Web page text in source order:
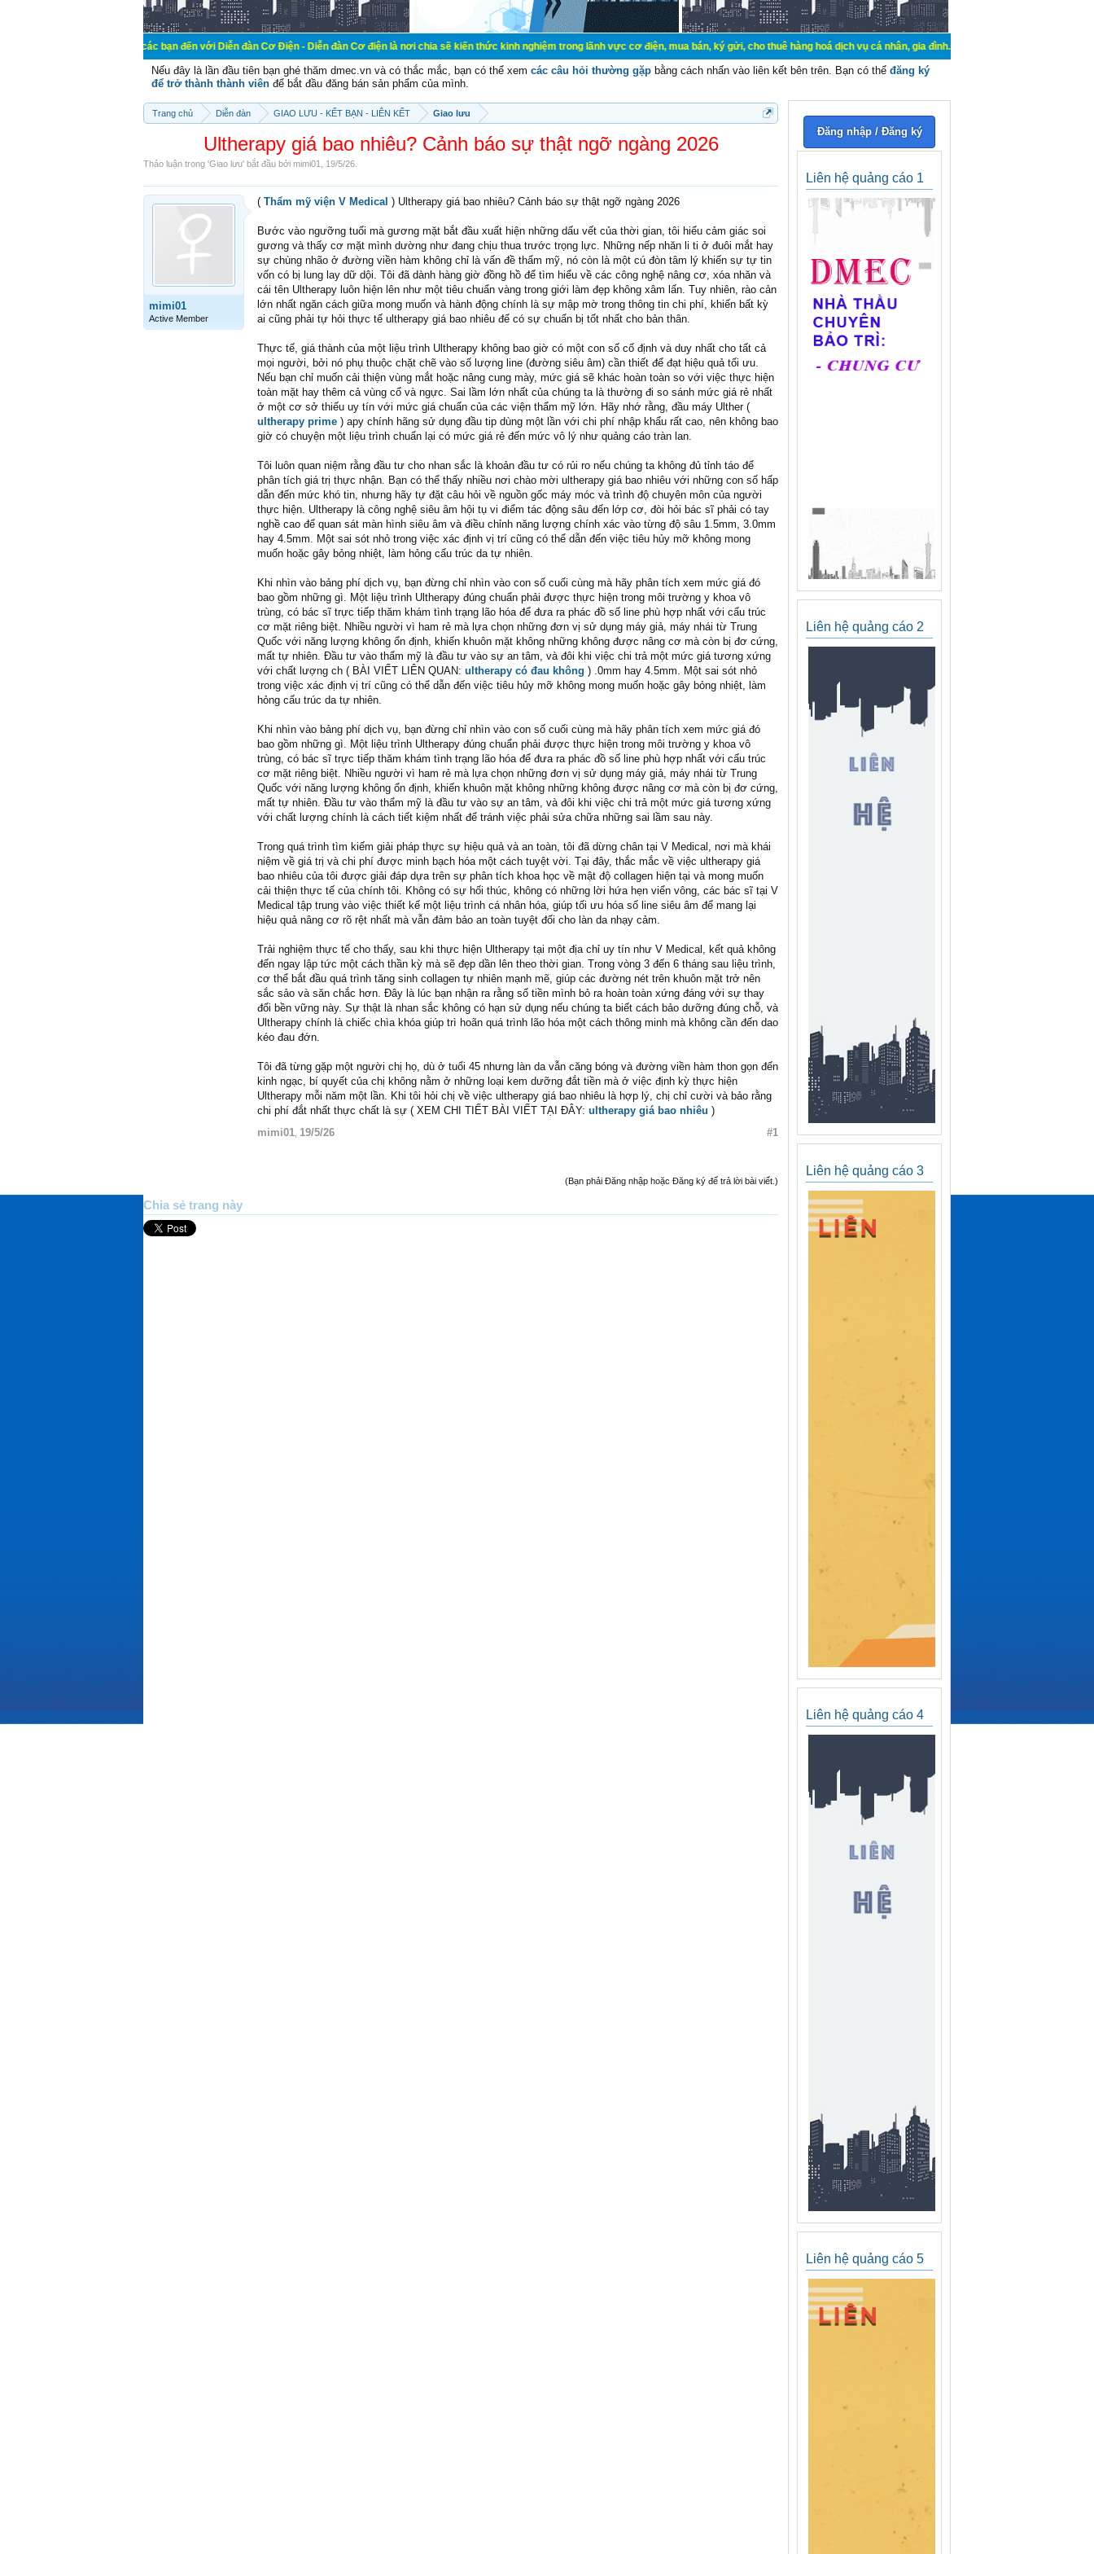
Chào mừng các bạn đến với Diễn đàn Cơ Điện - Diễn đàn Cơ điện là nơi chia sẽ kiến thức kinh nghiệm trong lãnh vực cơ điện, mua bán, ký gửi, cho thuê hàng hoá dịch vụ cá nhân, gia đình. Mua bán, ký gửi, cho thuê thiết bị hệ
Nếu đây là lần đầu tiên bạn ghé thăm dmec.vn và có thắc mắc, bạn có thể xem các câu hỏi thường gặp bằng cách nhấn vào liên kết bên trên. Bạn có thể đăng ký
để trở thành thành viên để bắt đầu đăng bán sản phẩm của mình.
Trang chủ Diễn đàn GIAO LƯU - KẾT BẠN - LIÊN KẾT Giao lưu
Ultherapy giá bao nhiêu? Cảnh báo sự thật ngỡ ngàng 2026
Thảo luận trong 'Giao lưu' bắt đầu bởi mimi01 19/5/26
mimi01
Active Member
( Thẩm mỹ viện V Medical ) Ultherapy giá bao nhiêu? Cảnh báo sự thật ngỡ ngàng 2026
Bước vào ngưỡng tuổi mà gương mặt bắt đầu xuất hiện những dấu vết của thời gian, tôi hiểu cảm giác soi
gương và thấy cơ mặt mình dường như đang chịu thua trước trọng lực. Những nếp nhăn li ti ở đuôi mắt hay
sự chùng nhão ở đường viền hàm không chỉ là vấn đề thẩm mỹ, nó còn là một cú đòn tâm lý khiến sự tự tin
vốn có bị lung lay dữ dội. Tôi đã dành hàng giờ đồng hồ để tìm hiểu về các công nghệ nâng cơ, xóa nhăn và
cái tên Ultherapy luôn hiện lên như một tiêu chuẩn vàng trong giới làm đẹp không xâm lấn. Tuy nhiên, rào cản
lớn nhất ngăn cách giữa mong muốn và hành động chính là sự mập mờ trong thông tin chi phí, khiến bất kỳ
ai cũng phải tự hỏi thực tế ultherapy giá bao nhiêu để có sự chuẩn bị tốt nhất cho bản thân.
Thực tế, giá thành của một liệu trình Ultherapy không bao giờ có một con số cố định và duy nhất cho tất cả
mọi người, bởi nó phụ thuộc chặt chẽ vào số lượng line (đường siêu âm) cần thiết để đạt hiệu quả tối ưu.
Nếu bạn chỉ muốn cải thiện vùng mắt hoặc nâng cung mày, mức giá sẽ khác hoàn toàn so với việc thực hiện
toàn mặt hay thêm cả vùng cổ và ngực. Sai lầm lớn nhất của chúng ta là thường đi so sánh mức giá rẻ nhất
ở một cơ sở thiếu uy tín với mức giá chuẩn của các viện thẩm mỹ lớn. Hãy nhớ rằng, đầu máy Ulther (
ultherapy prime ) apy chính hãng sử dụng đầu tip dùng một lần với chi phí nhập khẩu rất cao, nên không bao
giờ có chuyện một liệu trình chuẩn lại có mức giá rẻ đến mức vô lý như quảng cáo tràn lan.
Tôi luôn quan niệm rằng đầu tư cho nhan sắc là khoản đầu tư có rủi ro nếu chúng ta không đủ tỉnh táo để
phân tích giá trị thực nhận. Bạn có thể thấy nhiều nơi chào mời ultherapy giá bao nhiêu với những con số hấp
dẫn đến mức khó tin, nhưng hãy tự đặt câu hỏi về nguồn gốc máy móc và trình độ chuyên môn của người
thực hiện. Ultherapy là công nghệ siêu âm hội tụ vi điểm tác động sâu đến lớp cơ, đòi hỏi bác sĩ phải có tay
nghề cao để quan sát màn hình siêu âm và điều chỉnh năng lượng chính xác vào từng độ sâu 1.5mm, 3.0mm
hay 4.5mm. Một sai sót nhỏ trong việc xác định vị trí cũng có thể dẫn đến việc tiêu hủy mỡ không mong
muốn hoặc gây bỏng nhiệt, làm hỏng cấu trúc da tự nhiên.
Khi nhìn vào bảng phí dịch vụ, bạn đừng chỉ nhìn vào con số cuối cùng mà hãy phân tích xem mức giá đó
bao gồm những gì. Một liệu trình Ultherapy đúng chuẩn phải được thực hiện trong môi trường y khoa vô
trùng, có bác sĩ trực tiếp thăm khám tình trạng lão hóa để đưa ra phác đồ số line phù hợp nhất với cấu trúc
cơ mặt riêng biệt. Nhiều người vì ham rẻ mà lựa chọn những đơn vị sử dụng máy giả, máy nhái từ Trung
Quốc với năng lượng không ổn định, khiến khuôn mặt không những không được nâng cơ mà còn bị đơ cứng,
mất tự nhiên. Đầu tư vào thẩm mỹ là đầu tư vào sự an tâm, và đôi khi việc chi trả một mức giá tương xứng
với chất lượng ch ( BÀI VIẾT LIÊN QUAN: ultherapy có đau không ) .0mm hay 4.5mm. Một sai sót nhỏ
trong việc xác định vị trí cũng có thể dẫn đến việc tiêu hủy mỡ không mong muốn hoặc gây bỏng nhiệt, làm
hỏng cấu trúc da tự nhiên.
Khi nhìn vào bảng phí dịch vụ, bạn đừng chỉ nhìn vào con số cuối cùng mà hãy phân tích xem mức giá đó
bao gồm những gì. Một liệu trình Ultherapy đúng chuẩn phải được thực hiện trong môi trường y khoa vô
trùng, có bác sĩ trực tiếp thăm khám tình trạng lão hóa để đưa ra phác đồ số line phù hợp nhất với cấu trúc
cơ mặt riêng biệt. Nhiều người vì ham rẻ mà lựa chọn những đơn vị sử dụng máy giả, máy nhái từ Trung
Quốc với năng lượng không ổn định, khiến khuôn mặt không những không được nâng cơ mà còn bị đơ cứng,
mất tự nhiên. Đầu tư vào thẩm mỹ là đầu tư vào sự an tâm, và đôi khi việc chi trả một mức giá tương xứng
với chất lượng chính là cách tiết kiệm nhất để tránh việc phải sửa chữa những sai lầm sau này.
Trong quá trình tìm kiếm giải pháp thực sự hiệu quả và an toàn, tôi đã dừng chân tại V Medical, nơi mà khái
niệm về giá trị và chi phí được minh bạch hóa một cách tuyệt vời. Tại đây, thắc mắc về việc ultherapy giá
bao nhiêu của tôi được giải đáp dựa trên sự phân tích khoa học về mật độ collagen hiện tại và mong muốn
cải thiện thực tế của chính tôi. Không có sự hối thúc, không có những lời hứa hẹn viển vông, các bác sĩ tại V
Medical tập trung vào việc thiết kế một liệu trình cá nhân hóa, giúp tối ưu hóa số line siêu âm để mang lại
hiệu quả nâng cơ rõ rệt nhất mà vẫn đảm bảo an toàn tuyệt đối cho làn da nhạy cảm.
Trải nghiệm thực tế cho thấy, sau khi thực hiện Ultherapy tại một địa chỉ uy tín như V Medical, kết quả không
đến ngay lập tức một cách thần kỳ mà sẽ đẹp dần lên theo thời gian. Trong vòng 3 đến 6 tháng sau liệu trình,
cơ thể bắt đầu quá trình tăng sinh collagen tự nhiên mạnh mẽ, giúp các đường nét trên khuôn mặt trở nên
sắc sảo và săn chắc hơn. Đây là lúc bạn nhận ra rằng số tiền mình bỏ ra hoàn toàn xứng đáng với sự thay
đổi bền vững này. Sự thật là nhan sắc không có hạn sử dụng nếu chúng ta biết cách bảo dưỡng đúng chỗ, và
Ultherapy chính là chiếc chìa khóa giúp trì hoãn quá trình lão hóa một cách thông minh mà không cần đến dao
kéo đau đớn.
Tôi đã từng gặp một người chị họ, dù ở tuổi 45 nhưng làn da vẫn căng bóng và đường viền hàm thon gọn đến
kinh ngạc, bí quyết của chị không nằm ở những loại kem dưỡng đắt tiền mà ở việc định kỳ thực hiện
Ultherapy mỗi năm một lần. Khi tôi hỏi chị về việc ultherapy giá bao nhiêu là hợp lý, chị chỉ cười và bảo rằng
chi phí đắt nhất thực chất là sự ( XEM CHI TIẾT BÀI VIẾT TẠI ĐÂY: ultherapy giá bao nhiêu )
mimi01 19/5/26 #1
(Bạn phải Đăng nhập hoặc Đăng ký để trả lời bài viết.)
Chia sẻ trang này
Đăng nhập / Đăng ký
Liên hệ quảng cáo 1
Liên hệ quảng cáo 2
Liên hệ quảng cáo 3
Liên hệ quảng cáo 4
Liên hệ quảng cáo 5